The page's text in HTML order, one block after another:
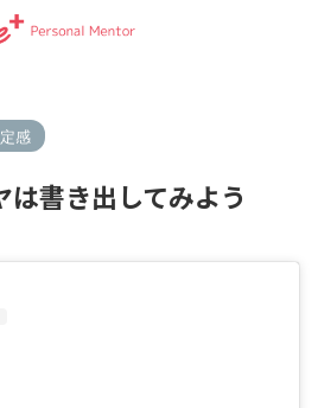
感
書き出してみよう